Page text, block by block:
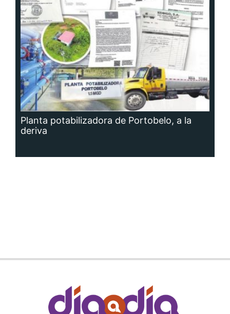
Planta potabilizadora de Portobelo, a la
deriva